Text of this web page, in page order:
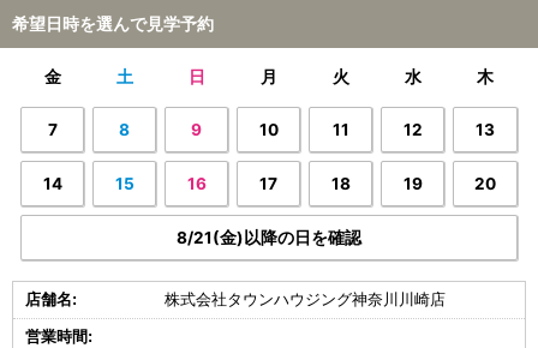
希望日時を選んで見学予約
金 土 日 月 火 水 木
7 8 9 10 11 12 13
14 15 16 17 18 19 20
8/21(金)以降の日を確認
店舗名: 株式会社タウンハウジング神奈川川崎店
営業時間: